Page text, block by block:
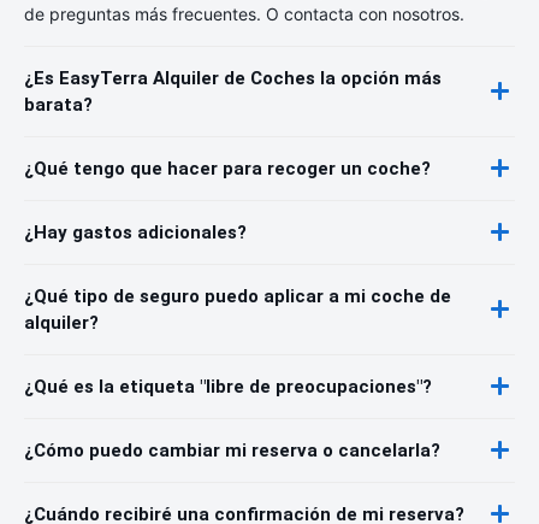
de preguntas más frecuentes. O contacta con nosotros.
¿Es EasyTerra Alquiler de Coches la opción más
barata?
¿Qué tengo que hacer para recoger un coche?
¿Hay gastos adicionales?
¿Qué tipo de seguro puedo aplicar a mi coche de
alquiler?
¿Qué es la etiqueta "libre de preocupaciones"?
¿Cómo puedo cambiar mi reserva o cancelarla?
¿Cuándo recibiré una confirmación de mi reserva?